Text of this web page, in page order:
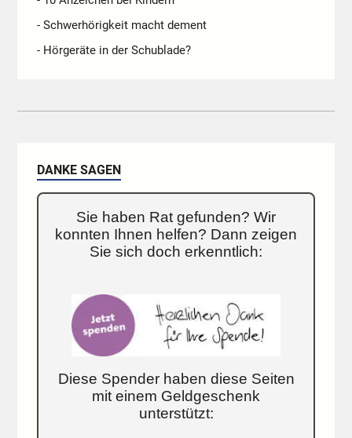
- Schwerhörigkeit macht dement
- Hörgeräte in der Schublade?
DANKE SAGEN
Sie haben Rat gefunden? Wir
konnten Ihnen helfen? Dann zeigen
Sie sich doch erkenntlich:
Diese Spender haben diese Seiten
mit einem Geldgeschenk
unterstützt: